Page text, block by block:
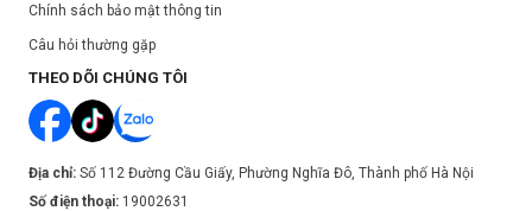
Chính sách bảo mật thông tin
Câu hỏi thường gặp
THEO DÕI CHÚNG TÔI
Địa chỉ: Số 112 Đường Cầu Giấy, Phường Nghĩa Đô, Thành phố Hà Nội
Số điện thoại: 19002631